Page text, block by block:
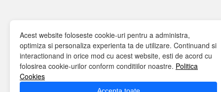
Acest website foloseste cookie-uri pentru a administra,
optimiza si personaliza experienta ta de utilizare. Continuand si
interactionand in orice mod cu acest website, esti de acord cu
folosirea cookie-urilor conform conditiilor noastre. Politica
Cookies